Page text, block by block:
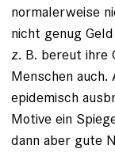
normalerweise
nicht genug Geld
z. B. bereut ihre
Menschen
epidemisch
Motive ein
dann aber gute